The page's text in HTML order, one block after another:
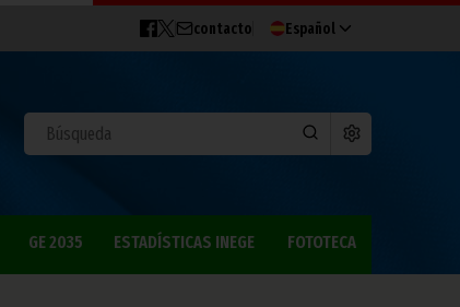
contacto Español
GE 2035 ESTADÍSTICAS INEGE FOTOTECA